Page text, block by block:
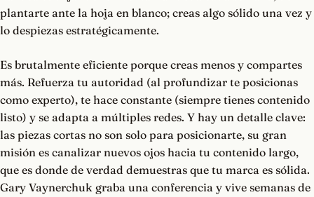
plantarte ante la hoja en blanco; creas algo sólido una vez y
lo despiezas estratégicamente.
Es brutalmente eficiente porque creas menos y compartes
más. Refuerza tu autoridad (al profundizar te posicionas
como experto), te hace constante (siempre tienes contenido
listo) y se adapta a múltiples redes. Y hay un detalle clave:
las piezas cortas no son solo para posicionarte, su gran
misión es canalizar nuevos ojos hacia tu contenido largo,
que es donde de verdad demuestras que tu marca es sólida.
Gary Vaynerchuk graba una conferencia y vive semanas de